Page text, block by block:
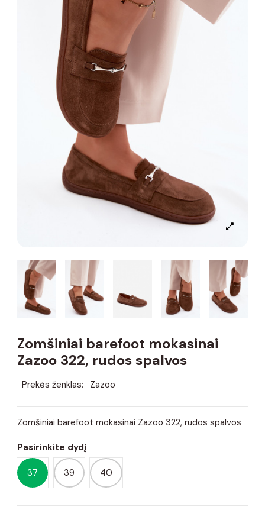
Zomšiniai barefoot mokasinai
Zazoo 322, rudos spalvos
Prekės ženklas: Zazoo
Zomšiniai barefoot mokasinai Zazoo 322, rudos spalvos
Pasirinkite dydį
37 39 40